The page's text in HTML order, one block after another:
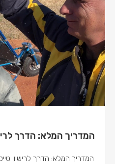
המדריך המלא: הדרך
המדריך המלא: הדרך לרישיון